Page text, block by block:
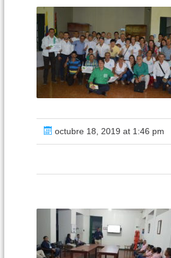
octubre 18, 2019 at 1:46 pm